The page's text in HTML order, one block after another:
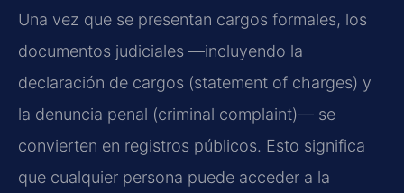
Una vez que se presentan cargos formales, los
documentos judiciales —incluyendo la
declaración de cargos (statement of charges) y
la denuncia penal (criminal complaint)— se
convierten en registros públicos. Esto significa
que cualquier persona puede acceder a la